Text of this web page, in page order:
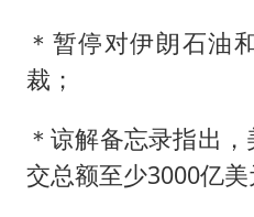
＊暂停对伊朗石油
裁；
＊谅解备忘录指出
交总额至少3000亿